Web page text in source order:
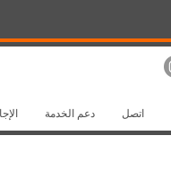
دعم الخدمة اتصل